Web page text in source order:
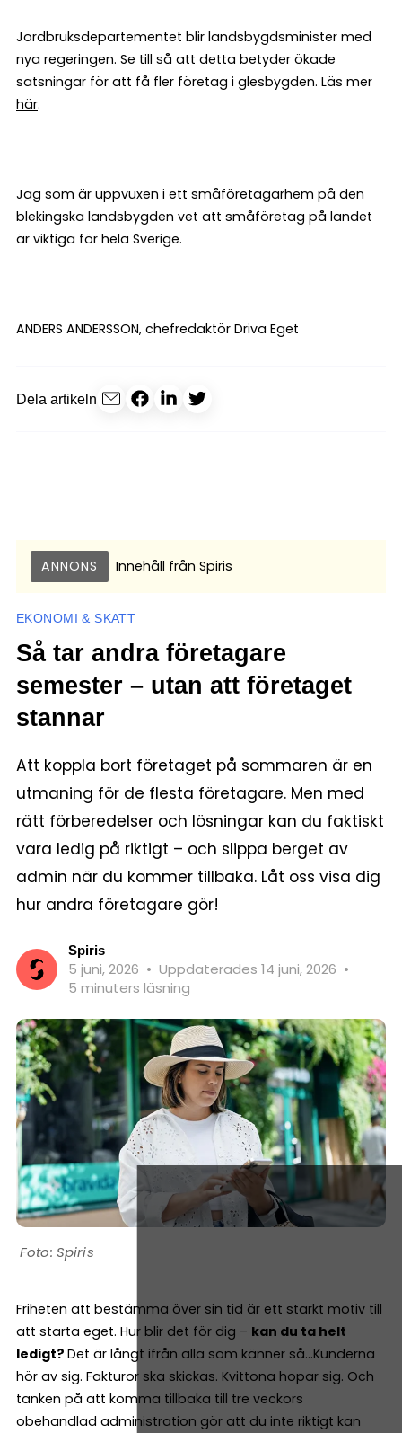
Jordbruksdepartementet blir landsbygdsminister med
nya regeringen. Se till så att detta betyder ökade
satsningar för att få fler företag i glesbygden. Läs mer
här.
Jag som är uppvuxen i ett småföretagarhem på den
blekingska landsbygden vet att småföretag på landet
är viktiga för hela Sverige.
ANDERS ANDERSSON, chefredaktör Driva Eget
Dela artikeln
ANNONS Innehåll från Spiris
EKONOMI & SKATT
Så tar andra företagare
semester – utan att företaget
stannar
Att koppla bort företaget på sommaren är en
utmaning för de flesta företagare. Men med
rätt förberedelser och lösningar kan du faktiskt
vara ledig på riktigt – och slippa berget av
admin när du kommer tillbaka. Låt oss visa dig
hur andra företagare gör!
Spiris
5 juni, 2026 • Uppdaterades 14 juni, 2026 •
5 minuters läsning
Spiris
Friheten att bestämma över sin tid är ett starkt motiv till
att starta eget. Hur blir det för dig – kan du ta helt
ledigt? Det är långt ifrån alla som känner så…Kunderna
hör av sig. Fakturor ska skickas. Kvittona hopar sig. Och
tanken på att komma tillbaka till tre veckors
obehandlad administration gör att du inte riktigt kan